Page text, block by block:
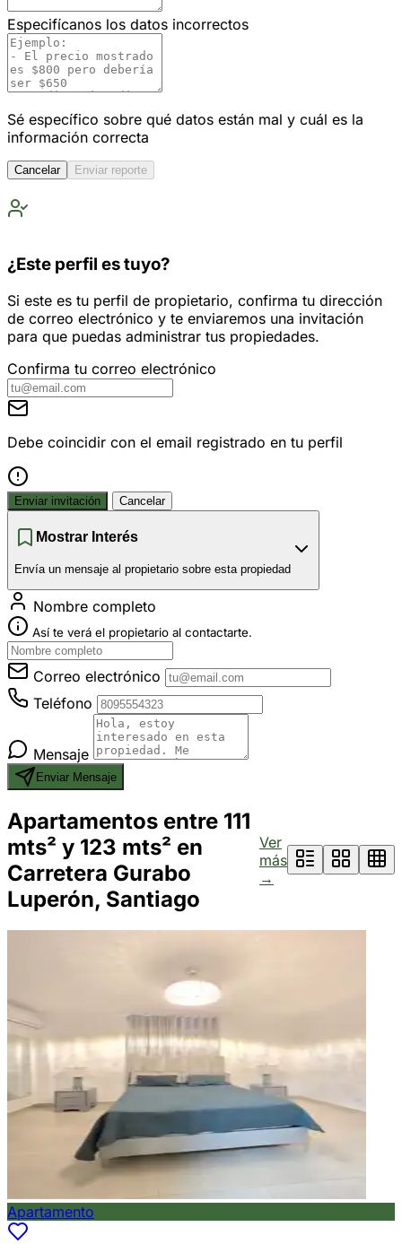
Especifícanos los datos incorrectos
Sé específico sobre qué datos están mal y cuál es la
información correcta
Cancelar Enviar reporte
¿Este perfil es tuyo?
Si este es tu perfil de propietario, confirma tu dirección
de correo electrónico y te enviaremos una invitación
para que puedas administrar tus propiedades.
Confirma tu correo electrónico
Debe coincidir con el email registrado en tu perfil
Enviar invitación Cancelar
Mostrar Interés
Envía un mensaje al propietario sobre esta propiedad
Nombre completo
Así te verá el propietario al contactarte.
Correo electrónico
Teléfono
Mensaje
Enviar Mensaje
Apartamentos entre 111
mts² y 123 mts² en
Carretera Gurabo
Luperón, Santiago
Ver
más
→
Apartamento